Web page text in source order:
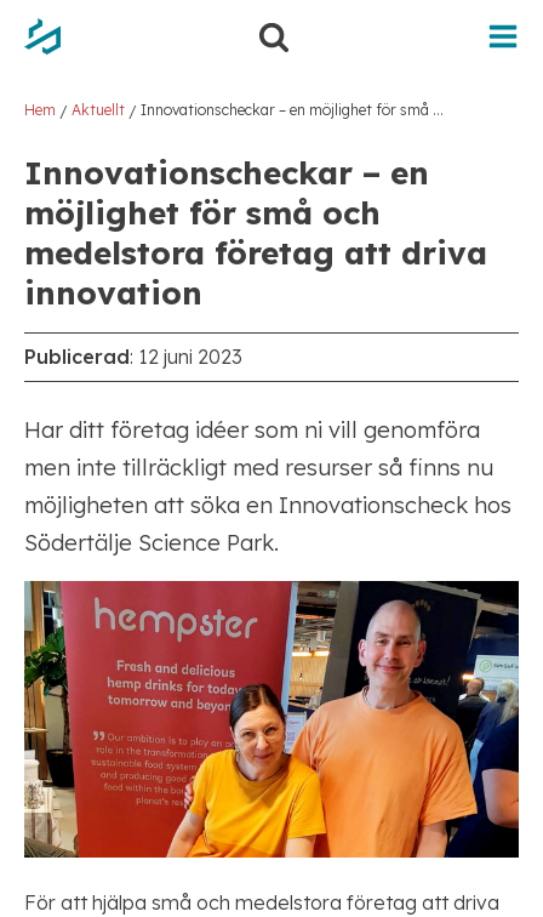
Hoppa
Hoppa
Hem / Aktuellt / Innovationscheckar – en möjlighet för små och medelstora företag att driva innovation
Innovationscheckar – en
möjlighet för små och
medelstora företag att driva
innovation
Publicerad: 12 juni 2023
Har ditt företag idéer som ni vill genomföra
men inte tillräckligt med resurser så finns nu
möjligheten att söka en Innovationscheck hos
Södertälje Science Park.
För att hjälpa små och medelstora företag att driva